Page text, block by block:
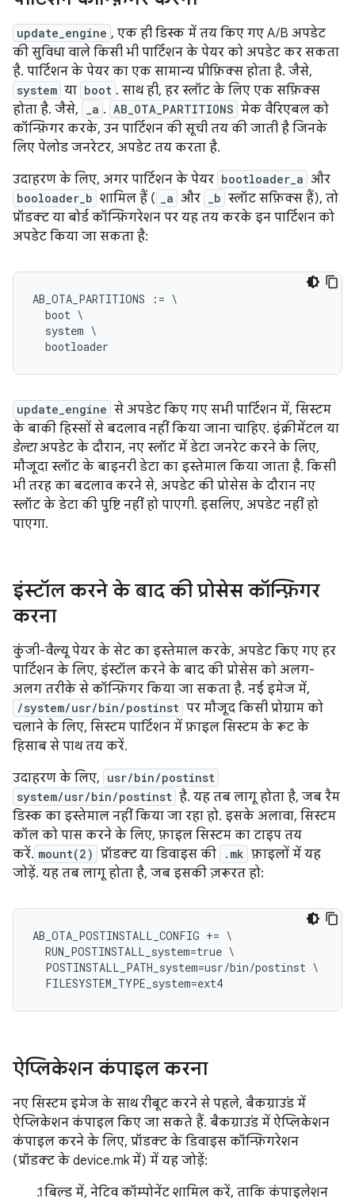
update_engine , एक ही डिस्क में तय किए गए A/B अपडेट
की सुविधा वाले किसी भी पार्टिशन के पेयर को अपडेट कर सकता
है. पार्टिशन के पेयर का एक सामान्य प्रीफ़िक्स होता है. जैसे,
system या boot . साथ ही, हर स्लॉट के लिए एक सफ़िक्स
होता है. जैसे,
_a . AB_OTA_PARTITIONS मेक वैरिएबल को
कॉन्फ़िगर करके, उन पार्टिशन की सूची तय की जाती है जिनके
लिए पेलोड जनरेटर, अपडेट तय करता है.
उदाहरण के लिए, अगर पार्टिशन के पेयर bootloader_a और
booloader_b शामिल हैं ( _a और _b स्लॉट सफ़िक्स हैं), तो
प्रॉडक्ट या बोर्ड कॉन्फ़िगरेशन पर यह तय करके इन पार्टिशन को
अपडेट किया जा सकता है:
AB_OTA_PARTITIONS := \
  boot \
  system \
update_engine से अपडेट किए गए सभी पार्टिशन में, सिस्टम
के बाकी हिस्सों से बदलाव नहीं किया जाना चाहिए. इंक्रीमेंटल या
डेल्टाअपडेट के दौरान, नए स्लॉट में डेटा जनरेट करने के लिए,
मौजूदा स्लॉट के बाइनरी डेटा का इस्तेमाल किया जाता है. किसी
भी तरह का बदलाव करने से, अपडेट की प्रोसेस के दौरान नए
स्लॉट के डेटा की पुष्टि नहीं हो पाएगी. इसलिए, अपडेट नहीं हो
पाएगा.
इंस्टॉल करने के बाद की प्रोसेस कॉन्फ़िगर
करना
कुंजी-वैल्यू पेयर के सेट का इस्तेमाल करके, अपडेट किए गए हर
पार्टिशन के लिए, इंस्टॉल करने के बाद की प्रोसेस को अलग-
अलग तरीके से कॉन्फ़िगर किया जा सकता है. नई इमेज में,
/system/usr/bin/postinst पर मौजूद किसी प्रोग्राम को
चलाने के लिए, सिस्टम पार्टिशन में फ़ाइल सिस्टम के रूट के
हिसाब से पाथ तय करें.
उदाहरण के लिए, usr/bin/postinst
system/usr/bin/postinst है. यह तब लागू होता है, जब रैम
डिस्क का इस्तेमाल नहीं किया जा रहा हो. इसके अलावा, सिस्टम
कॉल को पास करने के लिए, फ़ाइल सिस्टम का टाइप तय
करें. mount(2) प्रॉडक्ट या डिवाइस की .mk फ़ाइलों में यह
जोड़ें. यह तब लागू होता है, जब इसकी ज़रूरत हो:
AB_OTA_POSTINSTALL_CONFIG += \
  RUN_POSTINSTALL_system=true \
  POSTINSTALL_PATH_system=usr/bin/postinst \
ऐप्लिकेशन कंपाइल करना
नए सिस्टम इमेज के साथ रीबूट करने से पहले, बैकग्राउंड में
ऐप्लिकेशन कंपाइल किए जा सकते हैं. बैकग्राउंड में ऐप्लिकेशन
कंपाइल करने के लिए, प्रॉडक्ट के डिवाइस कॉन्फ़िगरेशन
(प्रॉडक्ट के device.mk में) में यह जोड़ें:
बिल्ड में, नेटिव कॉम्पोनेंट शामिल करें, ताकि कंपाइलेशन